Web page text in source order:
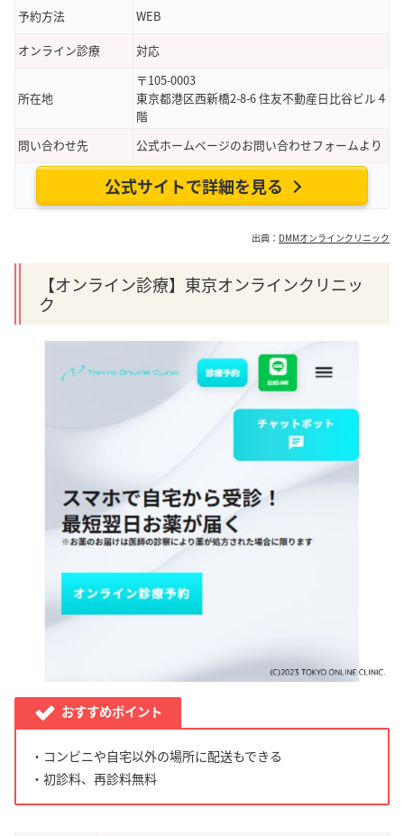
予約方法
WEB
オンライン診療
対応
所在地
〒105-0003
東京都港区西新橋2-8-6 住友不動産日比谷ビル 4
階
問い合わせ先
公式ホームページのお問い合わせフォームより
公式サイトで詳細を見る
出典： DMMオンラインクリニック
【オンライン診療】東京オンラインクリニッ
ク
おすすめポイント
・コンビニや自宅以外の場所に配送もできる
・初診料、再診料無料